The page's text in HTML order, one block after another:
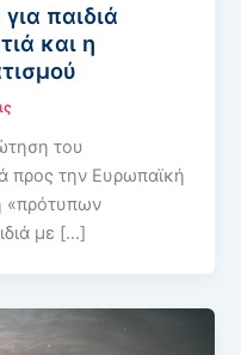
παιδιά
και η
του
προς την Ευρωπαϊκή
«πρότυπων
με […]